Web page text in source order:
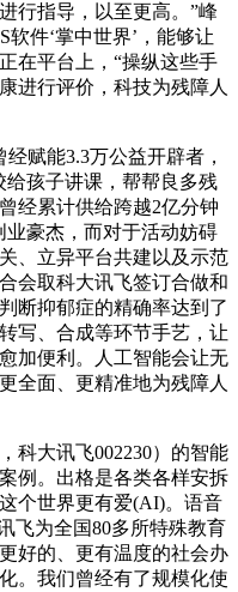
行指导，以至更高。”峰
件‘掌中世界’，能够让
在平台上，“操纵这些手
进行评价，科技为残障人
赋能3.3万公益开辟者，
给孩子讲课，帮帮良多残
经累计供给跨越2亿分钟
业豪杰，而对于活动妨碍
、立异平台共建以及示范
会取科大讯飞签订合做和
断抑郁症的精确率达到了
写、合成等环节手艺，让
加便利。人工智能会让无
全面、更精准地为残障人
大讯飞002230）的智能
例。出格是各类各样安拆
个世界更有爱(AI)。语音
飞为全国80多所特殊教育
好的、更有温度的社会办
。我们曾经有了规模化使